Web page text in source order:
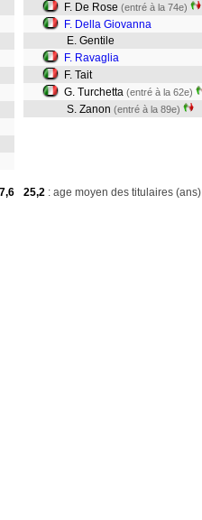
F. De Rose (entré à la 74e)
F. Della Giovanna
E. Gentile
F. Ravaglia
F. Tait
G. Turchetta (entré à la 62e)
S. Zanon (entré à la 89e)
25,2 : age moyen des titulaires (ans)